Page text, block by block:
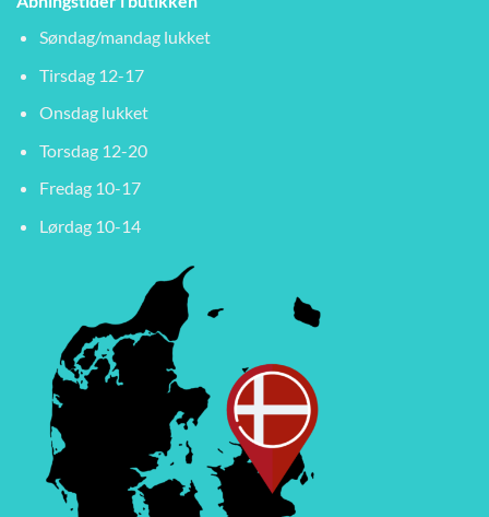
Søndag/mandag lukket
Tirsdag 12-17
Onsdag lukket
Torsdag 12-20
Fredag 10-17
Lørdag 10-14